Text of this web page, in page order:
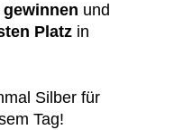
und
Platz in
Silber für
Tag!